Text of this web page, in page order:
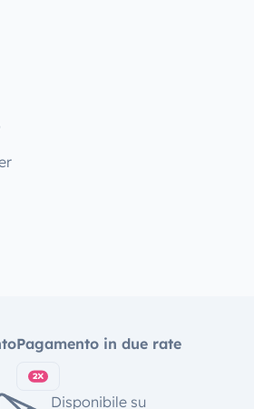
Pagamento in due rate
Disponibile su